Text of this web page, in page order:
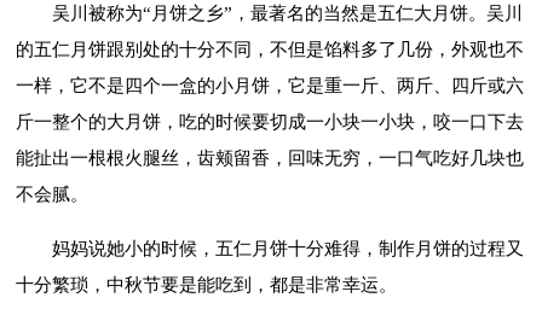
吴川被称为“月饼之乡”，最著名的当然是五仁大月饼。吴川
的五仁月饼跟别处的十分不同，不但是馅料多了几份，外观也不
一样，它不是四个一盒的小月饼，它是重一斤、两斤、四斤或六
斤一整个的大月饼，吃的时候要切成一小块一小块，咬一口下去
能扯出一根根火腿丝，齿颊留香，回味无穷，一口气吃好几块也
不会腻。
妈妈说她小的时候，五仁月饼十分难得，制作月饼的过程又
十分繁琐，中秋节要是能吃到，都是非常幸运。